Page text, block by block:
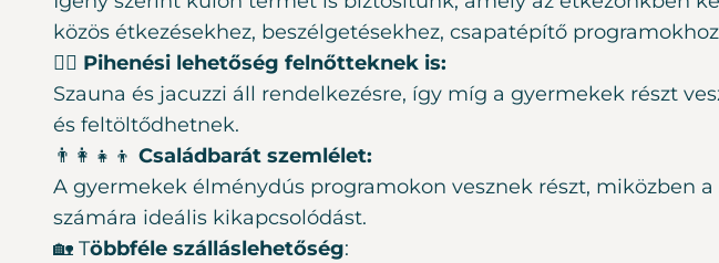
közös étkezésekhez, beszélgetésekhez, csapatépítő
🧖‍♀️ Pihenési lehetőség felnőtteknek is:
Szauna és jacuzzi áll rendelkezésre, így míg a gyermekek részt
és feltöltődhetnek.
👨‍👩‍👧‍👦 Családbarát szemlélet:
A gyermekek élménydús programokon vesznek részt, miközben
számára ideális kikapcsolódást.
🏡 Többféle szálláslehetőség: